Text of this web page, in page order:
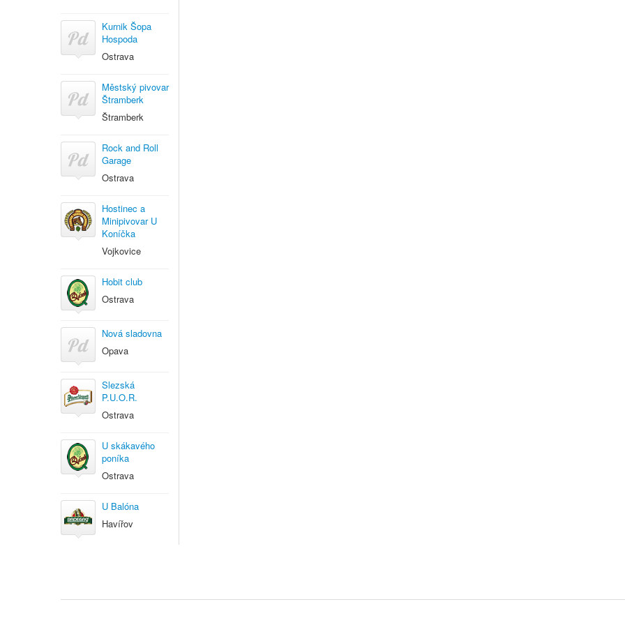
Kurnik Šopa
Hospoda
Ostrava
Městský pivovar
Štramberk
Štramberk
Rock and Roll
Garage
Ostrava
Hostinec a
Minipivovar U
Koníčka
Vojkovice
Hobit club
Ostrava
Nová sladovna
Opava
Slezská
P.U.O.R.
Ostrava
U skákavého
poníka
Ostrava
U Balóna
Havířov